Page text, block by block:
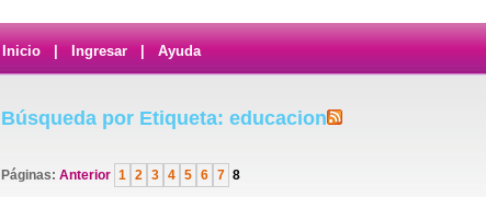
Inicio Ingresar Ayuda
Búsqueda por Etiqueta: educacion
Páginas: Anterior 1 2 3 4 5 6 7 8